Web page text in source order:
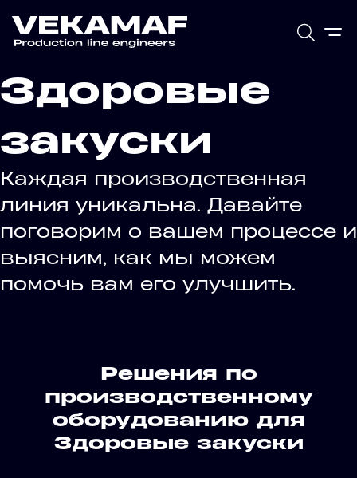
Здоровые
закуски
Каждая производственная
линия уникальна. Давайте
поговорим о вашем процессе и
выясним, как мы можем
помочь вам его улучшить.
Решения по
производственному
оборудованию для
Здоровые закуски